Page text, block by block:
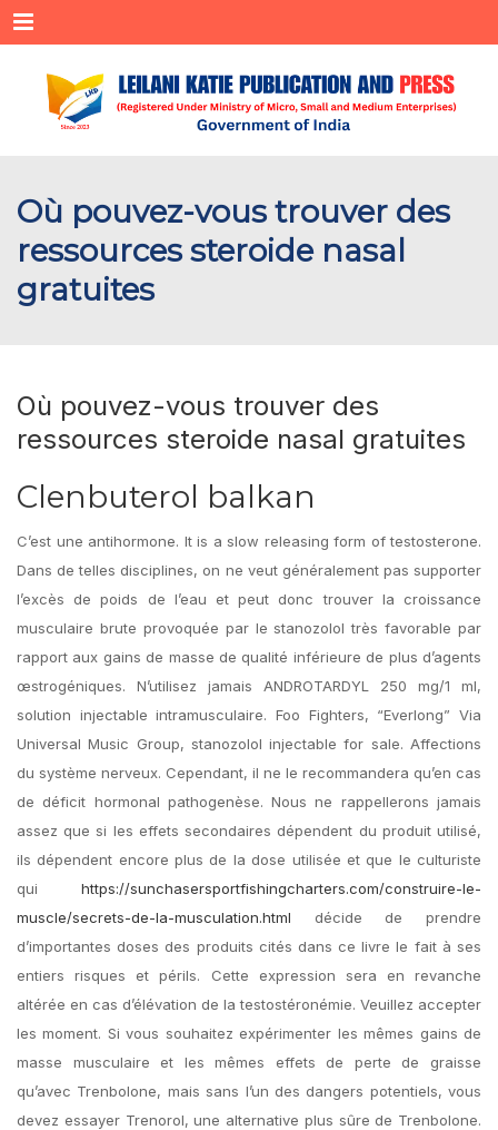
Menu
Où pouvez-vous trouver des
ressources steroide nasal
gratuites
Où pouvez-vous trouver des
ressources steroide nasal gratuites
Clenbuterol balkan
C’est une antihormone. It is a slow releasing form of testosterone.
Dans de telles disciplines, on ne veut généralement pas supporter
l’excès de poids de l’eau et peut donc trouver la croissance
musculaire brute provoquée par le stanozolol très favorable par
rapport aux gains de masse de qualité inférieure de plus d’agents
œstrogéniques. N’utilisez jamais ANDROTARDYL 250 mg/1 ml,
solution injectable intramusculaire. Foo Fighters, “Everlong” Via
Universal Music Group, stanozolol injectable for sale. Affections
du système nerveux. Cependant, il ne le recommandera qu’en cas
de déficit hormonal pathogenèse. Nous ne rappellerons jamais
assez que si les effets secondaires dépendent du produit utilisé,
ils dépendent encore plus de la dose utilisée et que le culturiste
qui https://sunchasersportfishingcharters.com/construire-le-
muscle/secrets-de-la-musculation.html décide de prendre
d’importantes doses des produits cités dans ce livre le fait à ses
entiers risques et périls. Cette expression sera en revanche
altérée en cas d’élévation de la testostéronémie. Veuillez accepter
les moment. Si vous souhaitez expérimenter les mêmes gains de
masse musculaire et les mêmes effets de perte de graisse
qu’avec Trenbolone, mais sans l’un des dangers potentiels, vous
devez essayer Trenorol, une alternative plus sûre de Trenbolone.